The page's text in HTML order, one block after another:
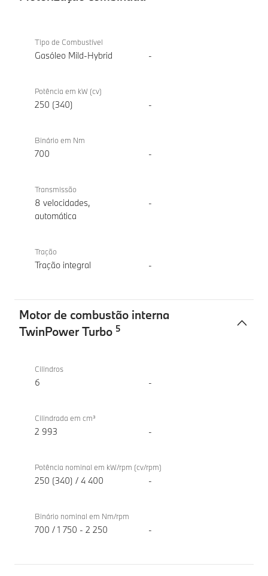
combinada
M340d
xDrive
Tipo de Combustível
Gasóleo Mild-Hybrid -
Potência em kW (cv)
250 (340) -
Binário em Nm
700 -
Transmissão
8 velocidades,
automática
-
Tração
Tração integral -
Motor de combustão interna
TwinPower Turbo 5
combustão
Turbo
M340d
xDrive
Cilindros
6 -
Cilindrada em cm³
2 993 -
Potência nominal em kW/rpm (cv/rpm)
250 (340) / 4 400 -
Binário nominal em Nm/rpm
700 / 1 750 - 2 250 -